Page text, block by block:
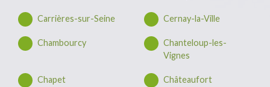
Carrières-sur-Seine Cernay-la-Ville
Chambourcy
Chanteloup-les-
Vignes
Chapet Châteaufort